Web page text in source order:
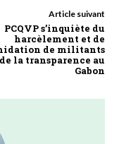
Article suivant
PCQVP s’inquiète du
harcèlement et de
de militants
de la transparence au
Gabon